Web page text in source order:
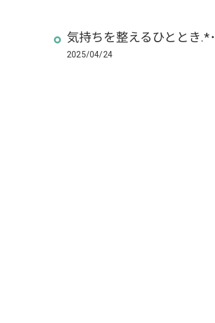
気持ちを整えるひととき
2025/04/24